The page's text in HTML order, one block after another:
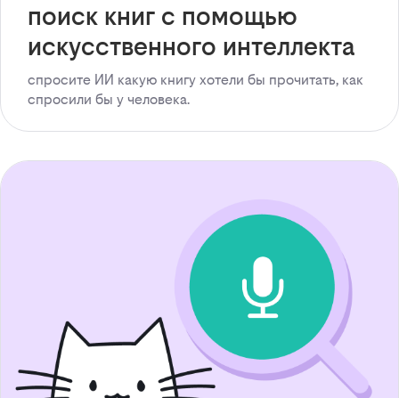
поиск книг с помощью
искусственного интеллекта
спросите ИИ какую книгу хотели бы прочитать, как
спросили бы у человека.